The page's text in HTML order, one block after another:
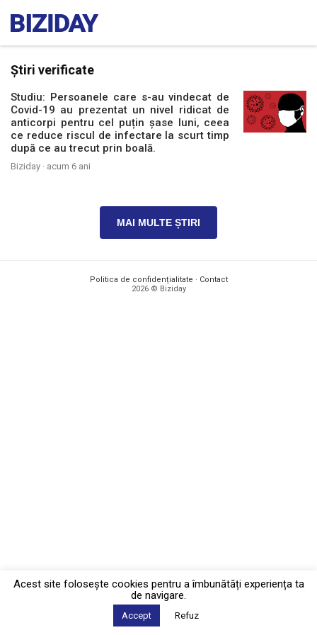
Știri verificate
Studiu: Persoanele care s-au vindecat de
Covid-19 au prezentat un nivel ridicat de
anticorpi pentru cel puțin șase luni, ceea
ce reduce riscul de infectare la scurt timp
după ce au trecut prin boală.
Biziday · acum 6 ani
MAI MULTE ȘTIRI
Politica de confidențialitate · Contact
2026 © Biziday
Acest site foloseşte cookies pentru a îmbunătăți experiența ta
de navigare.
Accept Refuz